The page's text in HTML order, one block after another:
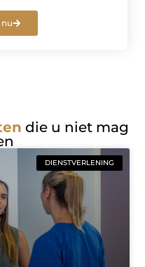
die u niet mag
DIENSTVERLENING